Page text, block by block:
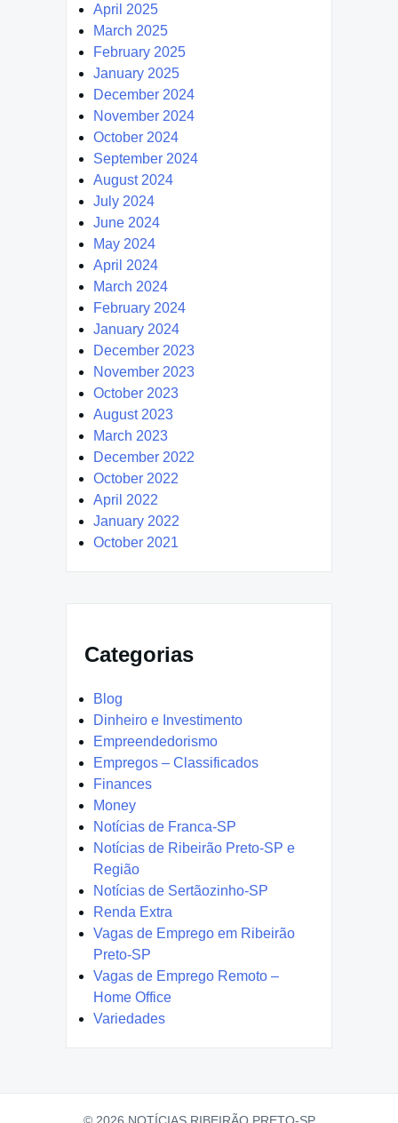
April 2025
March 2025
February 2025
January 2025
December 2024
November 2024
October 2024
September 2024
August 2024
July 2024
June 2024
May 2024
April 2024
March 2024
February 2024
January 2024
December 2023
November 2023
October 2023
August 2023
March 2023
December 2022
October 2022
April 2022
January 2022
October 2021
Categorias
Blog
Dinheiro e Investimento
Empreendedorismo
Empregos – Classificados
Finances
Money
Notícias de Franca-SP
Notícias de Ribeirão Preto-SP e
Região
Notícias de Sertãozinho-SP
Renda Extra
Vagas de Emprego em Ribeirão
Preto-SP
Vagas de Emprego Remoto –
Home Office
Variedades